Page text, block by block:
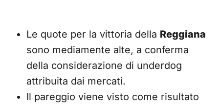
Le quote per la vittoria della Reggiana
sono mediamente alte, a conferma
della considerazione di underdog
attribuita dai mercati.
Il pareggio viene visto come risultato